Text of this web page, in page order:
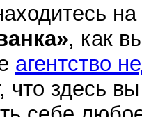
, как
агентство
что здесь